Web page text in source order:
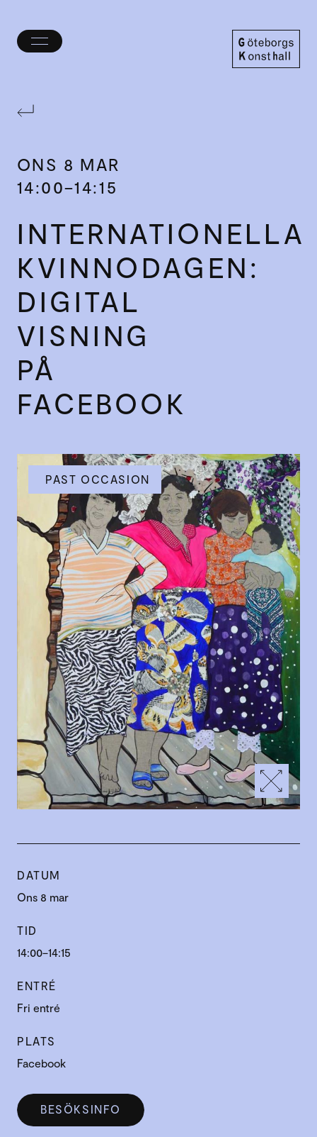
Öppna/stäng
ONS 8 MAR
14:00–14:15
INTERNATIONELLA
KVINNODAGEN:
DIGITAL
VISNING
PÅ
FACEBOOK
DATUM
Ons 8 mar
TID
14:00–14:15
ENTRÉ
Fri entré
PLATS
Facebook
BESÖKSINFO
PAST OCCASION